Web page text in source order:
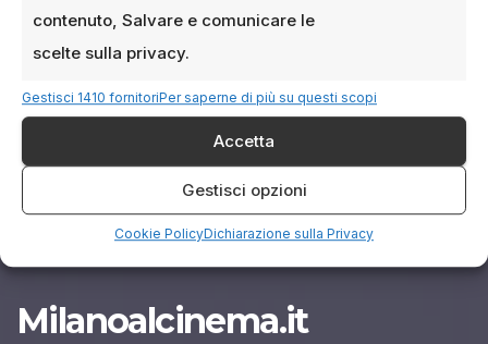
contenuto, Salvare e comunicare le
scelte sulla privacy.
Gestisci 1410 fornitoriPer saperne di più su questi scopi
Accetta
Gestisci opzioni
Cookie PolicyDichiarazione sulla Privacy
internazionale, retrospettive, focus e iniziative
Milanoalcinema.it